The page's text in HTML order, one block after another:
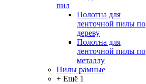
пил
Полотна для
ленточной пилы по
дереву
Полотна для
ленточной пилы по
металлу
Пилы рамные
+ Ещё 1